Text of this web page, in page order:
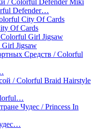
Defender…
Of Cards
Jigsaw